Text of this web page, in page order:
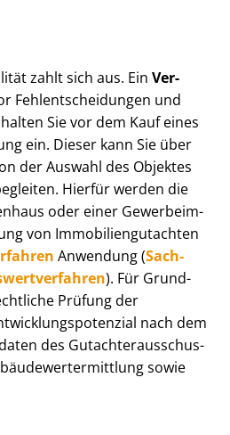
zahlt sich aus. Ein Ver­
Fehl­ent­schei­dun­gen und
Sie vor dem Kauf eines
ein. Dieser kann Sie über
der Auswahl des Objektes
Hierfür werden die
oder einer Ge­wer­be­im­
von Im­mo­bi­li­en­gut­ach­ten
Anwendung (Sach­
). Für Grund­
Prüfung der
nach dem
des Gut­ach­ter­aus­schus­
sowie